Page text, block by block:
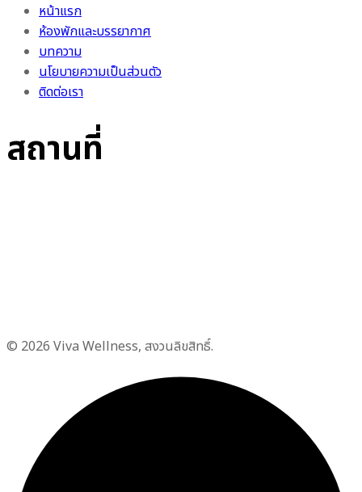
หน้าแรก
ห้องพักและบรรยากาศ
บทความ
นโยบายความเป็นส่วนตัว
ติดต่อเรา
สถานที่
© 2026 Viva Wellness, สงวนลิขสิทธิ์.